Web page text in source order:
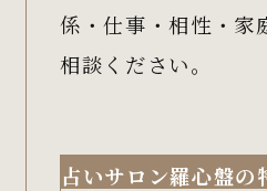
係・仕事・相性・家
相談ください。
占いサロン羅心盤の